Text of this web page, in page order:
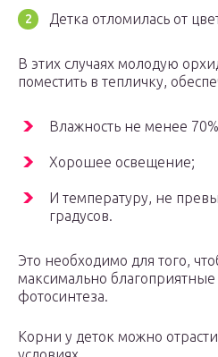
Детка отломилась от
В этих случаях молодую
поместить в тепличку,
Влажность не менее
Хорошее освещение;
И температуру, не
градусов.
Это необходимо для того,
максимально
фотосинтеза.
Корни у деток можно